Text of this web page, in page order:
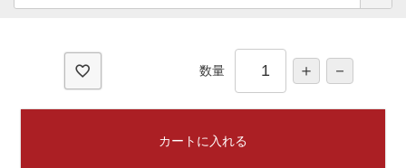
ご注文ガイド
すき焼き
必
数量
カートに入れる